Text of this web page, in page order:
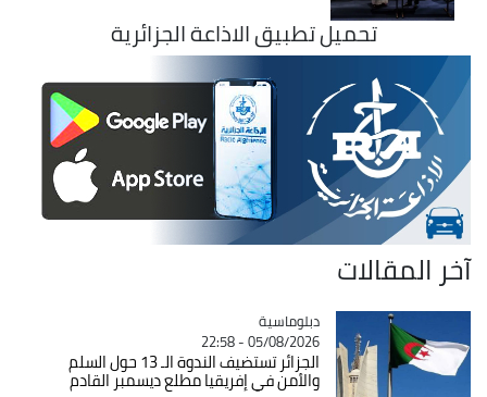
تحميل تطبيق الاذاعة الجزائرية
آخر المقالات
Catégorie
دبلوماسية
05/08/2026 - 22:58
الجزائر تستضيف الندوة الـ 13 حول السلم
والأمن في إفريقيا مطلع ديسمبر القادم